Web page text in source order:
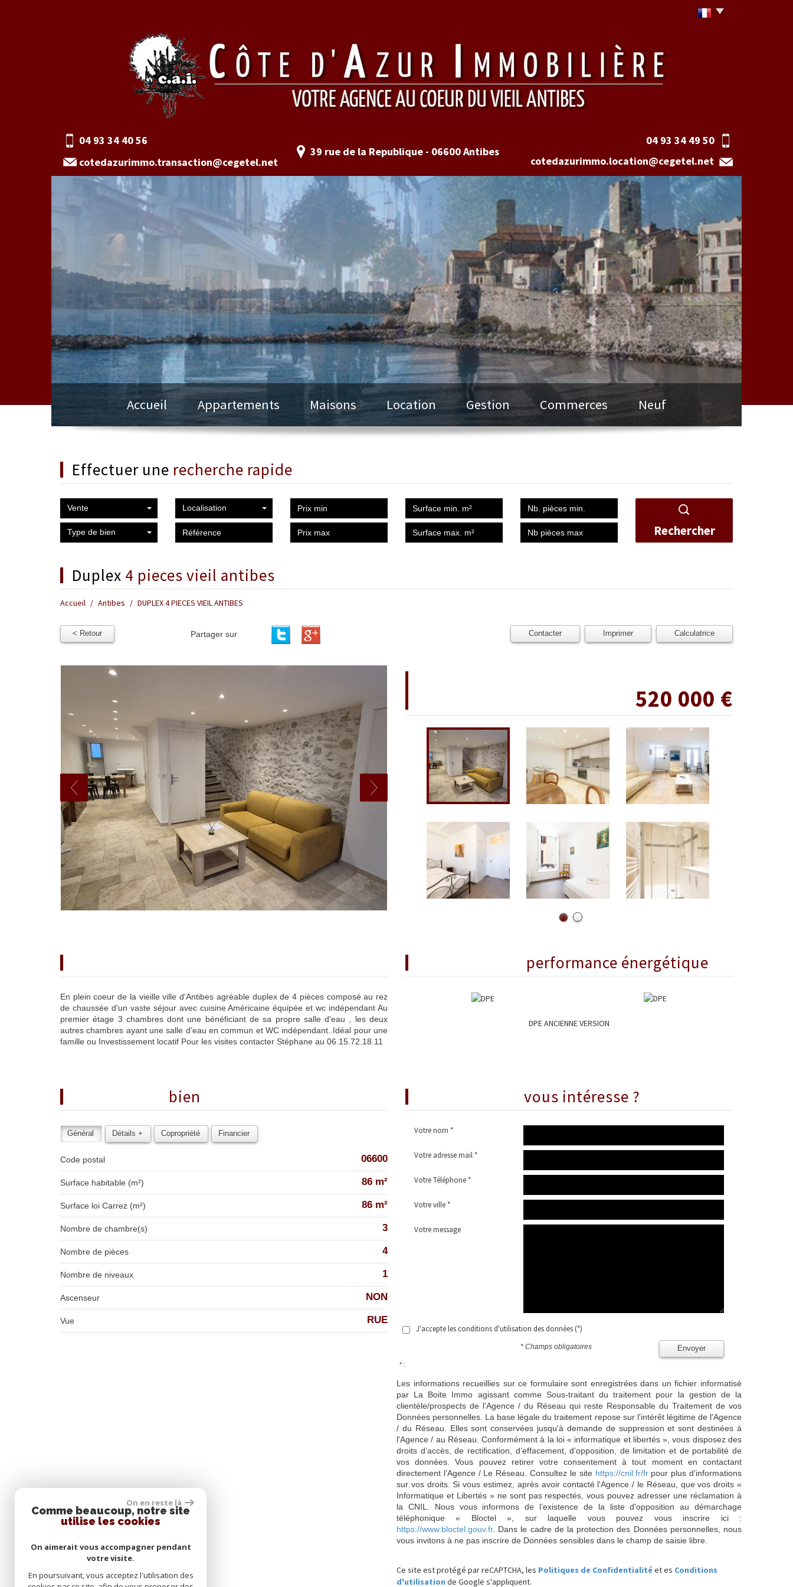
04 93 34 40 56
39 rue de la Republique - 06600 Antibes
04 93 34 49 50
cotedazurimmo.transaction@cegetel.net
cotedazurimmo.location@cegetel.net
Accueil Appartements Maisons Location Gestion Commerces Neuf
effectuer une recherche rapide
Vente
Type de bien
Localisation
Rechercher
duplex 4 pieces vieil antibes
Accueil Antibes DUPLEX 4 PIECES VIEIL ANTIBES
< Retour Partager sur Contacter Imprimer Calculatrice
520 000 €
En plein coeur de la vieille ville d'Antibes agréable duplex de 4 pièces composé au rez
de chaussée d'un vaste séjour avec cuisine Américaine équipée et wc indépendant Au
premier étage 3 chambres dont une bénéficiant de sa propre salle d'eau , les deux
autres chambres ayant une salle d'eau en commun et WC indépendant..Idéal pour une
famille ou Investissement locatif Pour les visites contacter Stéphane au 06.15.72.18.11
performance énergétique
DPE ANCIENNE VERSION
bien
Général Détails + Copropriété Financier
Code postal 06600
Surface habitable (m²) 86 m²
Surface loi Carrez (m²) 86 m²
Nombre de chambre(s) 3
Nombre de pièces 4
Nombre de niveaux 1
Ascenseur NON
Vue RUE
vous intéresse ?
Votre nom *
Votre adresse mail *
Votre Téléphone *
Votre ville *
Votre message
J'accepte les conditions d'utilisation des données (*)
Envoyer
* Champs obligatoires
* :
Les informations recueillies sur ce formulaire sont enregistrées dans un fichier informatisé
par La Boite Immo agissant comme Sous-traitant du traitement pour la gestion de la
clientèle/prospects de l'Agence / du Réseau qui reste Responsable du Traitement de vos
Données personnelles. La base légale du traitement repose sur l'intérêt légitime de l'Agence
/ du Réseau. Elles sont conservées jusqu'à demande de suppression et sont destinées à
l'Agence / au Réseau. Conformément à la loi « informatique et libertés », vous disposez des
droits d’accès, de rectification, d’effacement, d’opposition, de limitation et de portabilité de
vos données. Vous pouvez retirer votre consentement à tout moment en contactant
directement l’Agence / Le Réseau. Consultez le site https://cnil.fr/frpour plus d’informations
sur vos droits. Si vous estimez, après avoir contacté l'Agence / le Réseau, que vos droits «
Informatique et Libertés » ne sont pas respectés, vous pouvez adresser une réclamation à
la CNIL. Nous vous informons de l’existence de la liste d'opposition au démarchage
téléphonique « Bloctel », sur laquelle vous pouvez vous inscrire ici :
https://www.bloctel.gouv.fr. Dans le cadre de la protection des Données personnelles, nous
vous invitons à ne pas inscrire de Données sensibles dans le champ de saisie libre.
Ce site est protégé par reCAPTCHA, les Politiques de Confidentialité et es Conditions
d'utilisation de Google s'appliquent.
On en reste là
Comme beaucoup, notre site
utilise les cookies
On aimerait vous accompagner pendant
votre visite.
En poursuivant, vous acceptez l'utilisation des